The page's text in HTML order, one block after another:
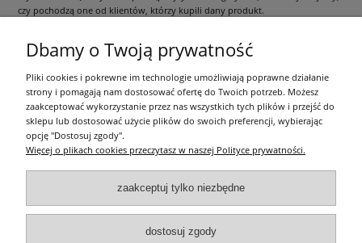
czy pochodzą one od klientów, którzy kupili dany produkt.
Pomoc
Moje konto
Płatności i dostawa
Informacje
O nas
Dbamy o Twoją prywatność
Pliki cookies i pokrewne im technologie umożliwiają poprawne działanie
strony i pomagają nam dostosować ofertę do Twoich potrzeb. Możesz
zaakceptować wykorzystanie przez nas wszystkich tych plików i przejść do
sklepu lub dostosować użycie plików do swoich preferencji, wybierając
opcję "Dostosuj zgody".
Więcej o plikach cookies przeczytasz w naszej Polityce prywatności.
zaakceptuj tylko niezbędne
dostosuj zgody